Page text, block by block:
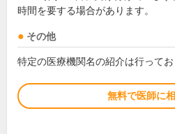
時間を要する場合があります。
その他
特定の医療機関名の紹介は行ってお
無料で医師に